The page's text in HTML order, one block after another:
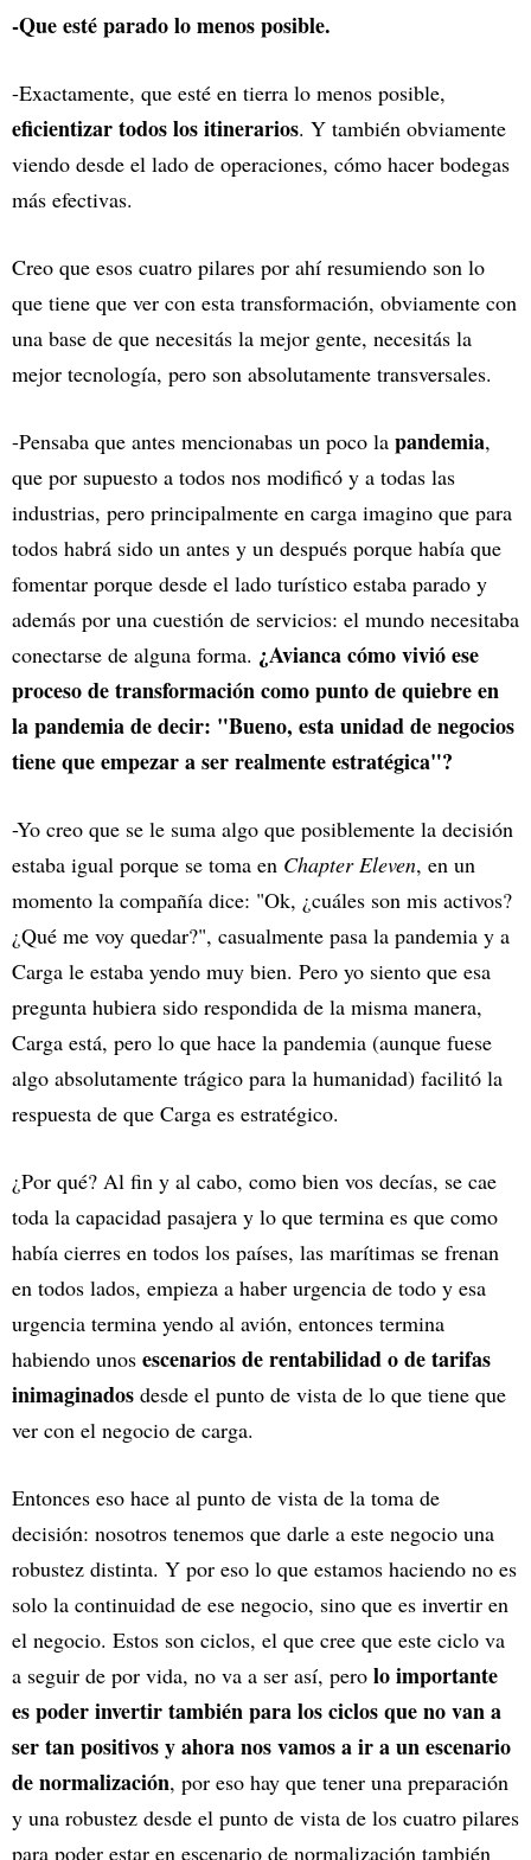
-Que esté parado lo menos posible.
-Exactamente, que esté en tierra lo menos posible,
eficientizar todos los itinerarios. Y también obviamente
viendo desde el lado de operaciones, cómo hacer bodegas
más efectivas.
Creo que esos cuatro pilares por ahí resumiendo son lo
que tiene que ver con esta transformación, obviamente con
una base de que necesitás la mejor gente, necesitás la
mejor tecnología, pero son absolutamente transversales.
-Pensaba que antes mencionabas un poco la pandemia,
que por supuesto a todos nos modificó y a todas las
industrias, pero principalmente en carga imagino que para
todos habrá sido un antes y un después porque había que
fomentar porque desde el lado turístico estaba parado y
además por una cuestión de servicios: el mundo necesitaba
conectarse de alguna forma. ¿Avianca cómo vivió ese
proceso de transformación como punto de quiebre en
la pandemia de decir: "Bueno, esta unidad de negocios
tiene que empezar a ser realmente estratégica"?
-Yo creo que se le suma algo que posiblemente la decisión
estaba igual porque se toma en Chapter Eleven, en un
momento la compañía dice: "Ok, ¿cuáles son mis activos?
¿Qué me voy quedar?", casualmente pasa la pandemia y a
Carga le estaba yendo muy bien. Pero yo siento que esa
pregunta hubiera sido respondida de la misma manera,
Carga está, pero lo que hace la pandemia (aunque fuese
algo absolutamente trágico para la humanidad) facilitó la
respuesta de que Carga es estratégico.
¿Por qué? Al fin y al cabo, como bien vos decías, se cae
toda la capacidad pasajera y lo que termina es que como
había cierres en todos los países, las marítimas se frenan
en todos lados, empieza a haber urgencia de todo y esa
urgencia termina yendo al avión, entonces termina
habiendo unos escenarios de rentabilidad o de tarifas
inimaginados desde el punto de vista de lo que tiene que
ver con el negocio de carga.
Entonces eso hace al punto de vista de la toma de
decisión: nosotros tenemos que darle a este negocio una
robustez distinta. Y por eso lo que estamos haciendo no es
solo la continuidad de ese negocio, sino que es invertir en
el negocio. Estos son ciclos, el que cree que este ciclo va
a seguir de por vida, no va a ser así, pero lo importante
es poder invertir también para los ciclos que no van a
ser tan positivos y ahora nos vamos a ir a un escenario
de normalización, por eso hay que tener una preparación
y una robustez desde el punto de vista de los cuatro pilares
para poder estar en escenario de normalización también